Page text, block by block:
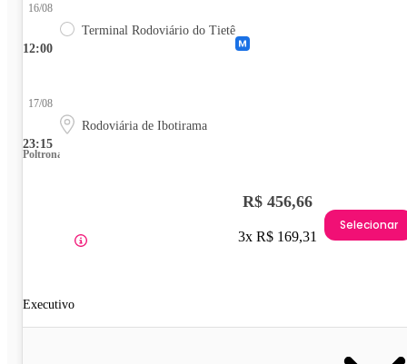
12:00
16/08
Terminal Rodoviário do Tietê
23:15
17/08
Rodoviária de Ibotirama
Poltrona
Executivo
R$ 456,66
3x R$ 169,31
Selecionar